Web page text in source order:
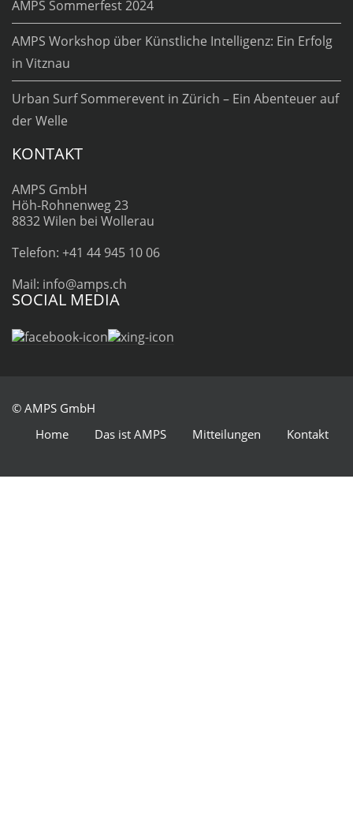
AMPS Sommerfest 2024
AMPS Workshop über Künstliche Intelligenz: Ein Erfolg
in Vitznau
Urban Surf Sommerevent in Zürich – Ein Abenteuer auf
der Welle
KONTAKT
AMPS GmbH
Höh-Rohnenweg 23
8832 Wilen bei Wollerau
Telefon: +41 44 945 10 06
Mail: info@amps.ch
SOCIAL MEDIA
© AMPS GmbH
Home
Das ist AMPS Mitteilungen Kontakt